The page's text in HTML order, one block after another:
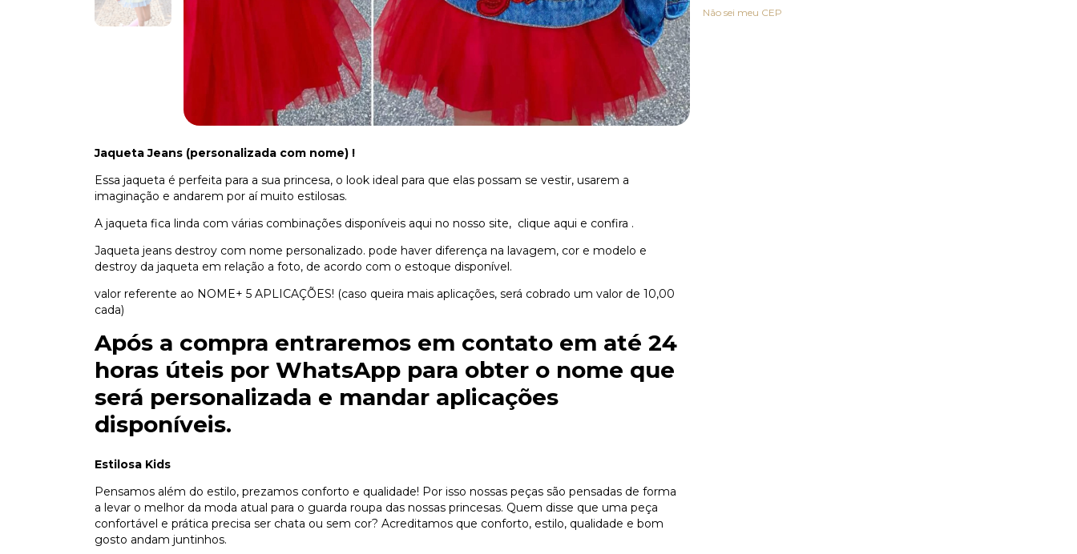
Jaqueta Jeans (personalizada com nome) !
Essa jaqueta é perfeita para a sua princesa, o look ideal para que elas possam se vestir, usarem a
imaginação e andarem por aí muito estilosas.
A jaqueta fica linda com várias combinações disponíveis aqui no nosso site, clique aqui e confira .
Jaqueta jeans destroy com nome personalizado. pode haver diferença na lavagem, cor e modelo e
destroy da jaqueta em relação a foto, de acordo com o estoque disponível.
valor referente ao NOME+ 5 APLICAÇÕES! (caso queira mais aplicações, será cobrado um valor de 10,00
cada)
Após a compra entraremos em contato em até 24
horas úteis por WhatsApp para obter o nome que
será personalizada e mandar aplicações
disponíveis.
Estilosa Kids
Pensamos além do estilo, prezamos conforto e qualidade! Por isso nossas peças são pensadas de forma
a levar o melhor da moda atual para o guarda roupa das nossas princesas. Quem disse que uma peça
confortável e prática precisa ser chata ou sem cor? Acreditamos que conforto, estilo, qualidade e bom
gosto andam juntinhos.
Não sei meu CEP